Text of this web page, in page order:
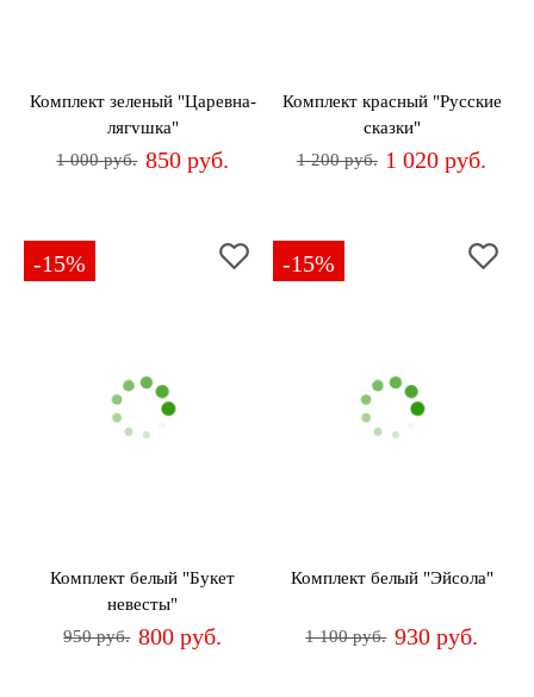
Комплект зеленый "Царевна-
лягушка"
1 000 руб. 850 руб.
Комплект красный "Русские
сказки"
1 200 руб. 1 020 руб.
-15%
Комплект белый "Букет
невесты"
950 руб. 800 руб.
-15%
Комплект белый "Эйсола"
1 100 руб. 930 руб.